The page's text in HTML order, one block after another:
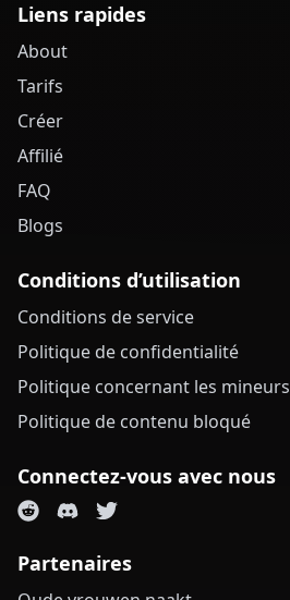
Liens rapides
About
Tarifs
Créer
Affilié
FAQ
Blogs
Conditions d’utilisation
Conditions de service
Politique de confidentialité
Politique concernant les mineurs
Politique de contenu bloqué
Connectez-vous avec nous
Partenaires